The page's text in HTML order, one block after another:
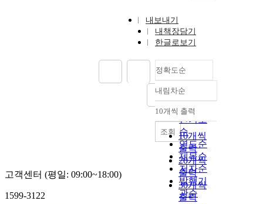
내보내기
내책장담기
한글로보기
정확도순
정확도
순
인기도
순
연도순
제목순
저자순
발행기
관순
내림차순
내림차순
10개씩 출력
10개씩
출력
20개씩
출력
30개씩
출력
조회
고객센터 (평일: 09:00~18:00)
1599-3122